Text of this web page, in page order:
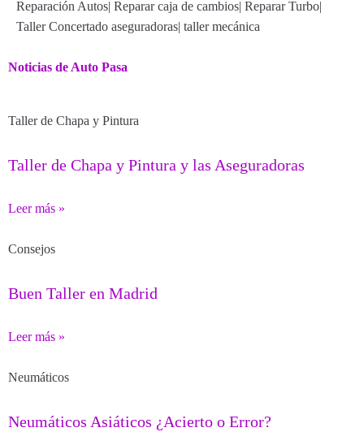
Reparación Autos| Reparar caja de cambios| Reparar Turbo|
Taller Concertado aseguradoras| taller mecánica
Noticias de Auto Pasa
Taller de Chapa y Pintura
Taller de Chapa y Pintura y las Aseguradoras
Leer más »
Consejos
Buen Taller en Madrid
Leer más »
Neumáticos
Neumáticos Asiáticos ¿Acierto o Error?